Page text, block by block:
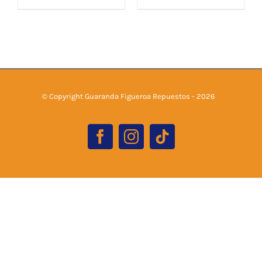
© Copyright Guaranda Figueroa Repuestos - 2026
Facebook
Instagram
Tiktok